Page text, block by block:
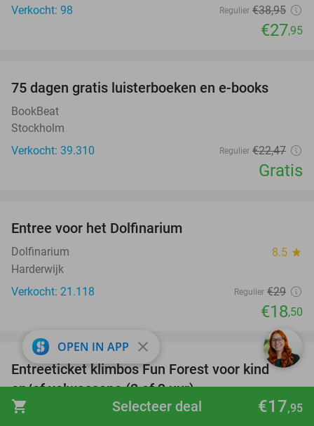
shopping_cart €17,95
Selecteer deal
Verkocht: 98
Regulier €38,95
€27,95
75 dagen gratis luisterboeken en e-books
BookBeat
Stockholm
Verkocht: 39.310
Regulier €22,47
Gratis
Entree voor het Dolfinarium
Dolfinarium 8.5 star
Harderwijk
Verkocht: 21.118
Regulier €29
€18,50
21%
favorite_border
Entreeticket klimbos Fun Forest voor kind
en/of volwassene (2 of 3 uur)
Fun Forest Almere 9.7star
OPEN IN APP close